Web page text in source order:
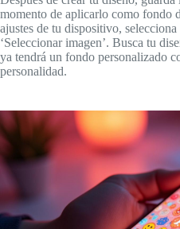
momento de aplicarlo como fondo
ajustes de tu dispositivo,
‘Seleccionar imagen’. Busca tu
ya tendrá un fondo personalizado
personalidad.